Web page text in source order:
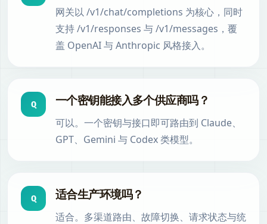
网关以 /v1/chat/completions 为核心，同时
支持 /v1/responses 与 /v1/messages，覆
盖 OpenAI 与 Anthropic 风格接入。
Q 一个密钥能接入多个供应商吗？
可以。一个密钥与接口即可路由到 Claude、
GPT、Gemini 与 Codex 类模型。
Q 适合生产环境吗？
适合。多渠道路由、故障切换、请求状态与统